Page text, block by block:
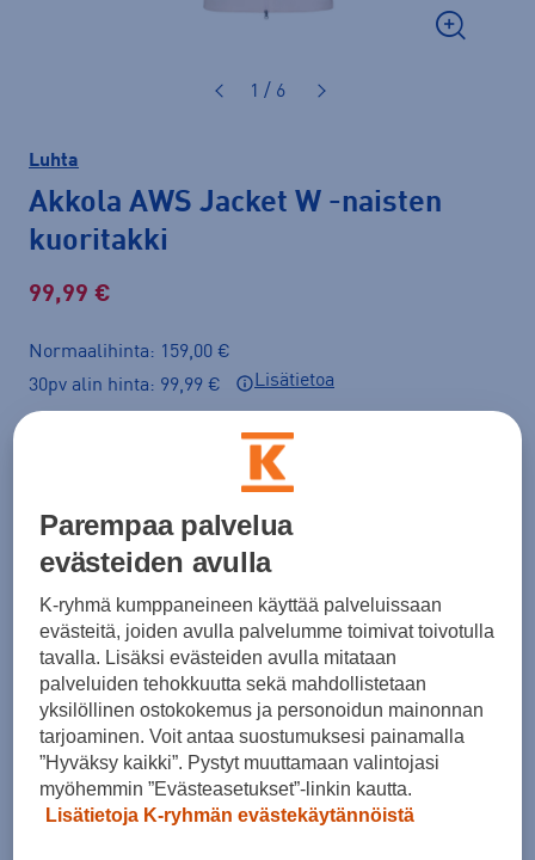
1 / 6
Luhta
Akkola AWS Jacket W -naisten
kuoritakki
99,99 €
Normaalihinta: 159,00 €
30pv alin hinta: 99,99 €
Lisätietoa
Koko
32 34 36 38 40 42
48
Kokotaulukko
Lisää ostoskoriin
Parempaa palvelua
evästeiden avulla
K-ryhmä kumppaneineen käyttää palveluissaan
evästeitä, joiden avulla palvelumme toimivat toivotulla
tavalla. Lisäksi evästeiden avulla mitataan
palveluiden tehokkuutta sekä mahdollistetaan
yksilöllinen ostokokemus ja personoidun mainonnan
tarjoaminen. Voit antaa suostumuksesi painamalla
”Hyväksy kaikki”. Pystyt muuttamaan valintojasi
myöhemmin ”Evästeasetukset”-linkin kautta.
Lisätietoja K-ryhmän evästekäytännöistä